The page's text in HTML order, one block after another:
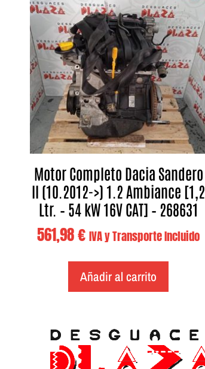
Motor Completo Dacia Sandero
II (10.2012->) 1.2 Ambiance [1,2
Ltr. – 54 kW 16V CAT] – 268631
561,98€ IVA y Transporte Incluido
Añadir al carrito